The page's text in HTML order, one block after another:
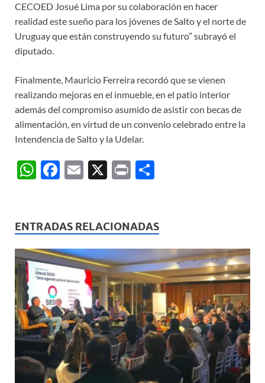
CECOED Josué Lima por su colaboración en hacer
realidad este sueño para los jóvenes de Salto y el norte de
Uruguay que están construyendo su futuro” subrayó el
diputado.
Finalmente, Mauricio Ferreira recordó que se vienen
realizando mejoras en el inmueble, en el patio interior
además del compromiso asumido de asistir con becas de
alimentación, en virtud de un convenio celebrado entre la
Intendencia de Salto y la Udelar.
W
s
A
p
p
F
b
o
o
k
E
X
P
p
ar
ti
r
ENTRADAS RELACIONADAS